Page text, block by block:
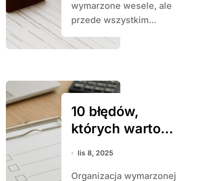
wymarzone wesele, ale
przede wszystkim...
10 błędów,
których warto
unikać podczas
lis 8, 2025
Organizacja wymarzonej